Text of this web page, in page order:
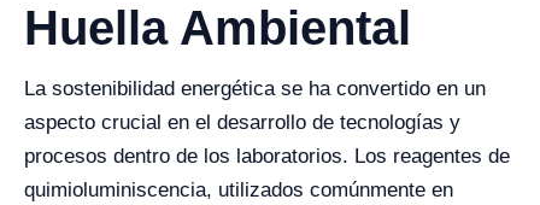
Huella Ambiental
La sostenibilidad energética se ha convertido en un
aspecto crucial en el desarrollo de tecnologías y
procesos dentro de los laboratorios. Los reagentes de
quimioluminiscencia, utilizados comúnmente en